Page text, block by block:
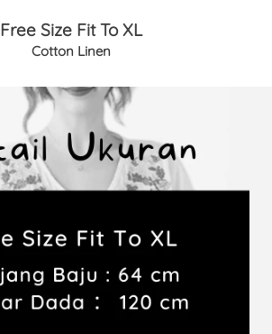
Free Size Fit To XL
Cotton Linen